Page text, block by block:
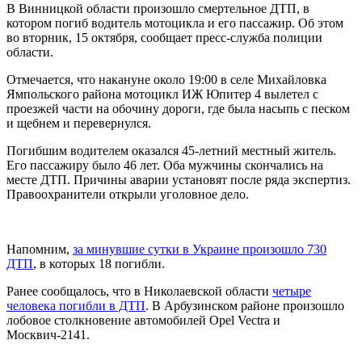
В Винницкой области произошло смертельное ДТП, в
котором погиб водитель мотоцикла и его пассажир. Об этом
во вторник, 15 октября, сообщает пресс-служба полиции
области.
Отмечается, что накануне около 19:00 в селе Михайловка
Ямпольского района мотоцикл ИЖ Юпитер 4 вылетел с
проезжей части на обочину дороги, где была насыпь с песком
и щебнем и перевернулся.
Погибшим водителем оказался 45-летний местный житель.
Его пассажиру было 46 лет. Оба мужчины скончались на
месте ДТП. Причины аварии установят после ряда экспертиз.
Правоохранители открыли уголовное дело.
Напомним, за минувшие сутки в Украине произошло 730
ДТП, в которых 18 погибли.
Ранее сообщалось, что в Николаевской области четыре
человека погибли в ДТП. В Арбузинском районе произошло
лобовое столкновение автомобилей Opel Vectra и
Москвич-2141.